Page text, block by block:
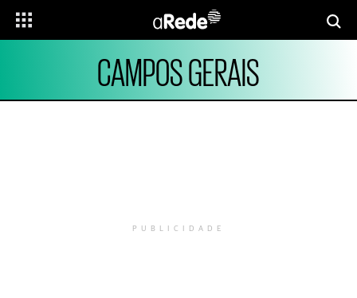
CAMPOS GERAIS
PUBLICIDADE